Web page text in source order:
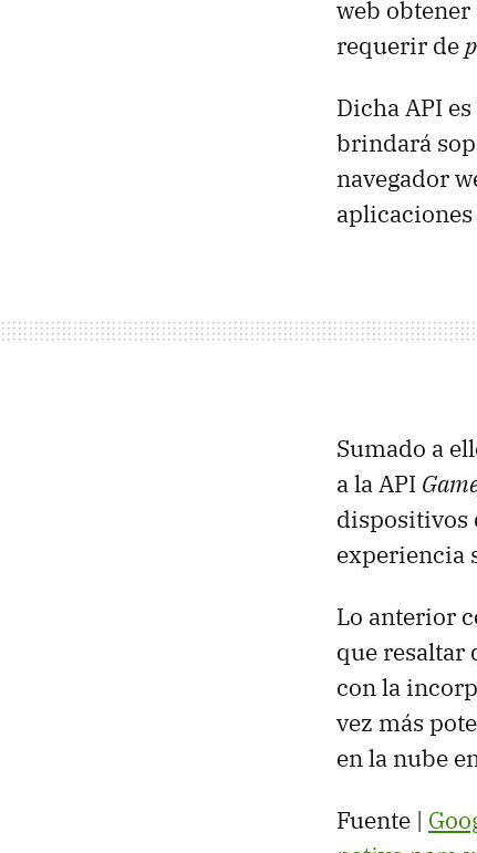
web
requerir de
Dicha API
brindará
navegador
Sumado a
a la API
dispositivos
experiencia
Lo anterior
que resaltar
con la
vez más
en la nube
Fuente |